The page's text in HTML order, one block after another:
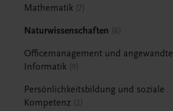
Mathematik 7
Naturwissenschaften 6
Officemanagement und angewandte
Informatik 9
Persönlichkeitsbildung und soziale
Kompetenz 2